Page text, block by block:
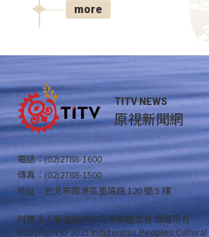
more
TITV NEWS
原視新聞網
電話：(02)2788-1600
傳真：(02)2788-1500
地址：台北市南港區重陽路 120 號 5 樓
財團法人原住民族文化事業基金會 版權所有
Copyright © 2021 Indigenous Peoples